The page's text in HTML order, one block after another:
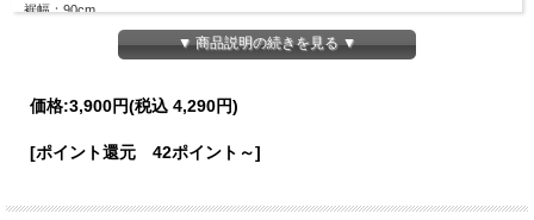
裾幅：90cm
ウエスト周囲：69cm
※サイドファスナーあり
【Color】
#05 ブラック/
【Attention】
デル画像と物撮り画像のカラーに違いある場合、物撮り画像の方が
▼ 商品説明の続きを見る ▼
価格:3,900円(税込 4,290円)
[ポイント還元 42ポイント～]